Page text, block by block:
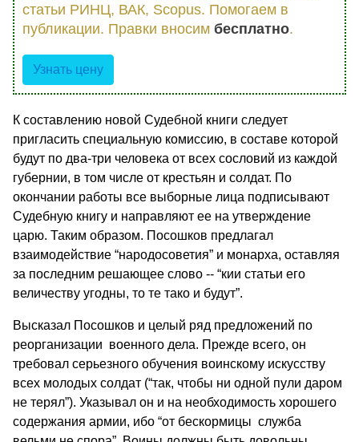
статьи РИНЦ, ВАК, Scopus. Помогаем в
публикации. Правки вносим бесплатно.
Узнать цену
К составлению новой Судебной книги следует
пригласить специальную комиссию, в составе которой
будут по два-три человека от всех сословий из каждой
губернии, в том числе от крестьян и солдат. По
окончании работы все выборные лица подписывают
Судебную книгу и направляют ее на утверждение
царю. Таким образом. Посошков предлагал
взаимодействие “народосоветия” и монарха, оставляя
за последним решающее слово -- “кии статьи его
величеству угодны, то те тако и будут”.
Высказал Посошков и целый ряд предложений по
реорганизации военного дела. Прежде всего, он
требовал серьезного обучения воинскому искусству
всех молодых солдат (“так, чтобы ни одной пули даром
не терял”). Указывал он и на необходимость хорошего
содержания армии, ибо “от бескормицы служба